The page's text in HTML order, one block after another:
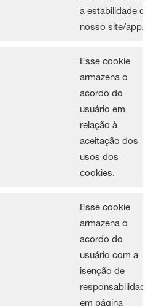
a estabilidade de
nosso site/app.
Esse cookie
armazena o
acordo do
usuário em
relação à
aceitação dos
usos dos
cookies.
Esse cookie
armazena o
acordo do
usuário com a
isenção de
responsabilidade
em página